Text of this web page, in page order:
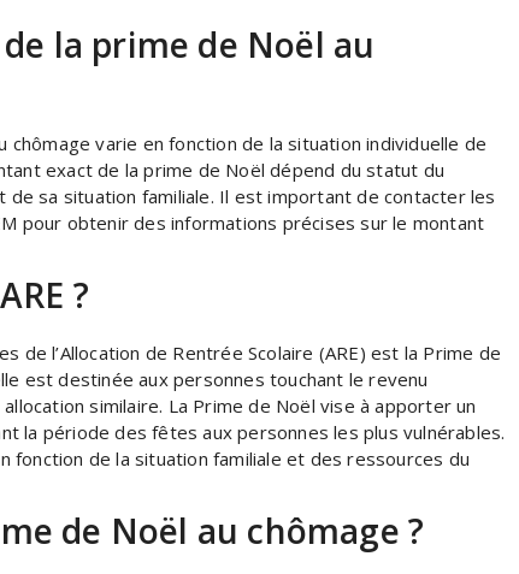
la prime de Noël au
chômage varie en fonction de la situation individuelle de
exact de la prime de Noël dépend du statut du
de sa situation familiale. Il est important de contacter les
pour obtenir des informations précises sur le montant
?
de l’Allocation de Rentrée Scolaire (ARE) est la Prime de
est destinée aux personnes touchant le revenu
similaire. La Prime de Noël vise à apporter un
la période des fêtes aux personnes les plus vulnérables.
fonction de la situation familiale et des ressources du
de Noël au chômage ?